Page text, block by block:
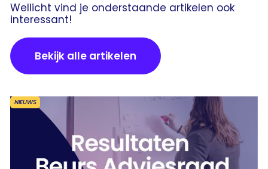
Wellicht vind je onderstaande artikelen ook
interessant!
Bekijk alle artikelen
NIEUWS